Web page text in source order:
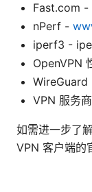
Fast.com
nPerf -
iperf3 -
OpenVPN
WireGuard
VPN 服务
如需进一步了
VPN 客户端的